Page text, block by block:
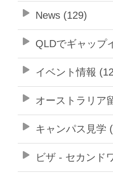
News (129)
QLDでギャップ
イベント情報
オーストラリア
キャンパス見学
ビザ - セカンド